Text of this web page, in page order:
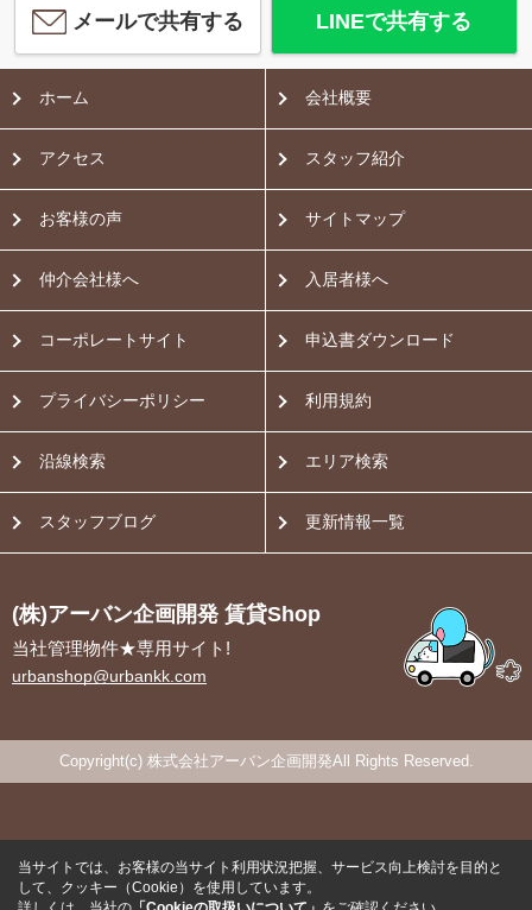
メールで共有する LINEで共有する
ホーム 会社概要
アクセス スタッフ紹介
お客様の声 サイトマップ
仲介会社様へ 入居者様へ
コーポレートサイト 申込書ダウンロード
プライバシーポリシー 利用規約
沿線検索 エリア検索
スタッフブログ 更新情報一覧
(株)アーバン企画開発 賃貸Shop
当社管理物件★専用サイト!
urbanshop@urbankk.com
Copyright(c) 株式会社アーバン企画開発All Rights Reserved.
当サイトでは、お客様の当サイト利用状況把握、サービス向上検討を目的と
して、クッキー（Cookie）を使用しています。